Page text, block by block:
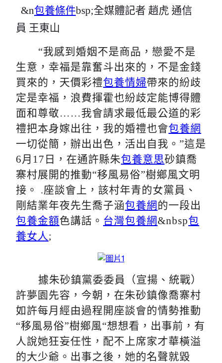
&n包養條件bsp;全媒體記者 趙虎 通信
員 王東山
“我感到婚姻不是商品，戀愛不是
生意，幸福是靠奮斗出來的，不是金錢
買來的，天價彩禮包養情婦帶來的紛歧
定是幸福，浪費揮霍也紛歧定能博得體
面和尊敬……我會請求最低最公道的彩
禮把本身嫁出往，我的婚禮也會包養網
一切從簡，辦出出色，活出自我。 ”這是
6月17日，在通許縣朱包養意思砂鎮喬
寨村展開的推動“移風易俗”樹鄉風文明
接。 .座談會上，該村年青的女黨員、
剛結業年夜先生喬子涵包養網的一段出
包養金額色講話。 台灣包養網&nbsp包
養女人;
據朱砂鎮黨委委員（宣揚、統戰）
許夢園先容，今朝，在朱砂鎮像喬寨村
如許每月經由過程開座談會的情勢推動
“移風易俗”樹鄉風“想想看，出事前，有
人說她狂妄任性，配不上席家才華橫溢
的大少爺。出事之後，她的名聲就毀